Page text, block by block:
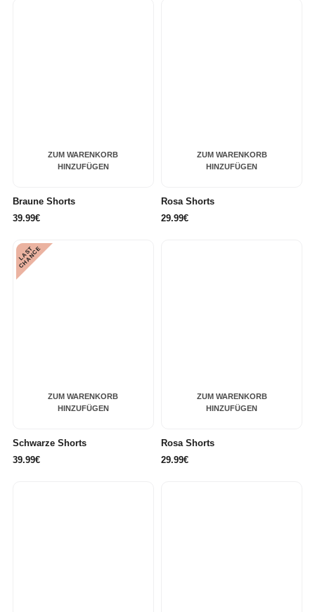
ZUM WARENKORB
HINZUFÜGEN
Braune Shorts
39.99€
ZUM WARENKORB
HINZUFÜGEN
Rosa Shorts
29.99€
ZUM WARENKORB
HINZUFÜGEN
L
A
S
T
C
H
A
N
C
E
Schwarze Shorts
39.99€
ZUM WARENKORB
HINZUFÜGEN
Rosa Shorts
29.99€